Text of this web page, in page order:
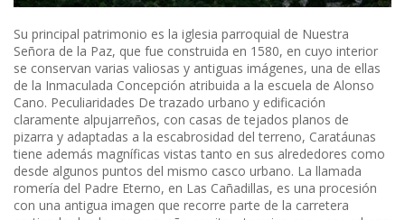
Su principal patrimonio es la iglesia parroquial de Nuestra
Señora de la Paz, que fue construida en 1580, en cuyo interior
se conservan varias valiosas y antiguas imágenes, una de ellas
de la Inmaculada Concepción atribuida a la escuela de Alonso
Cano. Peculiaridades De trazado urbano y edificación
claramente alpujarreños, con casas de tejados planos de
pizarra y adaptadas a la escabrosidad del terreno, Caratáunas
tiene además magníficas vistas tanto en sus alrededores como
desde algunos puntos del mismo casco urbano. La llamada
romería del Padre Eterno, en Las Cañadillas, es una procesión
con una antigua imagen que recorre parte de la carretera